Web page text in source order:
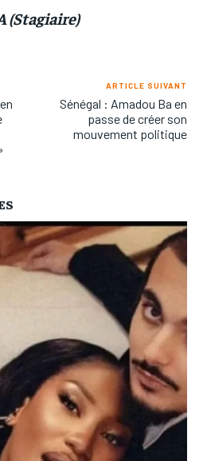
(Stagiaire)
ARTICLE SUIVANT
Sénégal : Amadou Ba en
passe de créer son
mouvement politique